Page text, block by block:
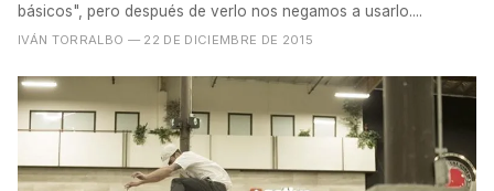
básicos", pero después de verlo nos negamos a usarlo....
IVÁN TORRALBO — 22 DE DICIEMBRE DE 2015